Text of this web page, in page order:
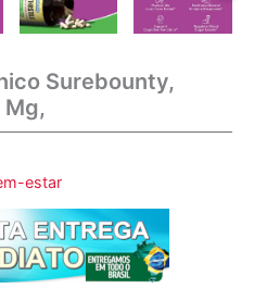
Surebounty,
Mg,
estar